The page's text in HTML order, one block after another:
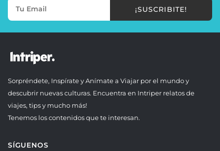
¡SUSCRIBITE!
Sorpréndete, Inspírate y Anímate a Viajar por el mundo y
descubrir nuevas culturas. Encuentra en Intriper relatos de
viajes, tips y mucho más!
Tenemos los contenidos que te interesan.
SÍGUENOS